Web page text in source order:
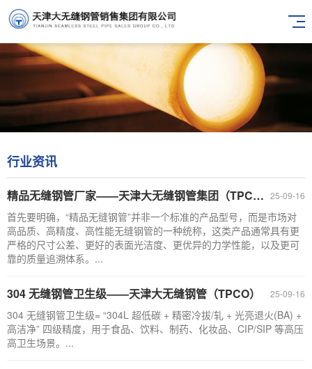
行业资讯
25-09-16
精品无缝钢管厂家——天津大无缝钢管集团（TPCO）
首先要明确，“精品无缝钢管”并非一个标准的产品型号，而是市场对
高品质、高精度、高性能无缝钢管的一种统称，这类产品通常具有更
严格的尺寸公差、更好的表面光洁度、更优异的力学性能，以及更可
靠的质量追溯体系。...
25-09-16
304 无缝钢管卫生级——天津大无缝钢管（TPCO）
304 无缝钢管卫生级= “304L 超低碳 + 精密冷拔/轧 + 光亮退火(BA) +
高洁净” 四级精度，用于食品、饮料、制药、化妆品、CIP/SIP 等高压
高卫生场景。...